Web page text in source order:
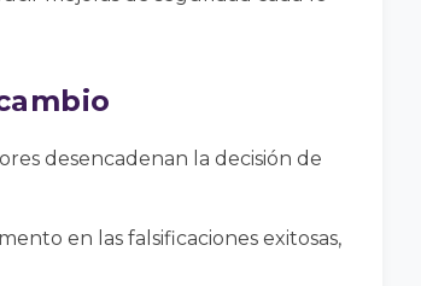
desencadenan la decisión de
en las falsificaciones exitosas,